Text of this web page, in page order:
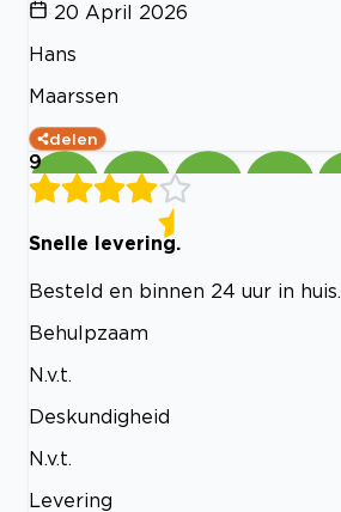
20 April 2026
Hans
Maarssen
delen
9
Snelle levering.
Besteld en binnen 24 uur in huis.
Behulpzaam
N.v.t.
Deskundigheid
N.v.t.
Levering